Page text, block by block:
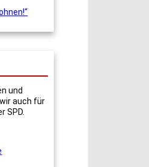
und
auch für
SPD.